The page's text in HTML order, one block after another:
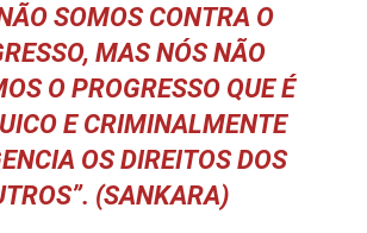
SOMOS CONTRA O
MAS NÓS NÃO
O PROGRESSO QUE É
E CRIMINALMENTE
OS DIREITOS DOS
(SANKARA)